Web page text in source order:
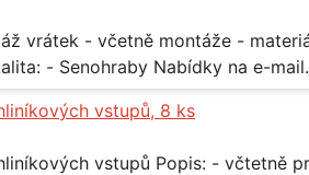
příloha Rozměr: - 150 x 122 cm Lokalita: - Senohraby Nabídky na e-mail.
vstupů, 8 ks
prosklení a elektrických